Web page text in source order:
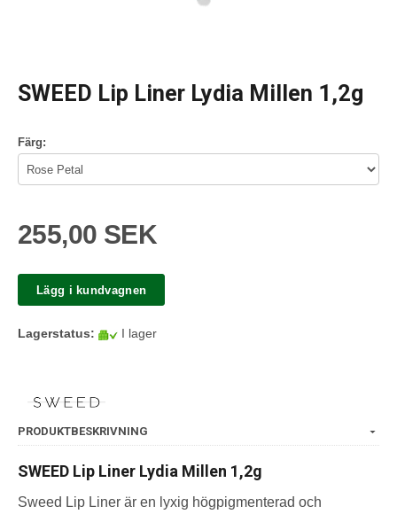
SWEED Lip Liner Lydia Millen 1,2g
Färg:
255,00 SEK
Lägg i kundvagnen
Lagerstatus: I lager
PRODUKTBESKRIVNING
SWEED Lip Liner Lydia Millen 1,2g
Sweed Lip Liner är en lyxig högpigmenterad och